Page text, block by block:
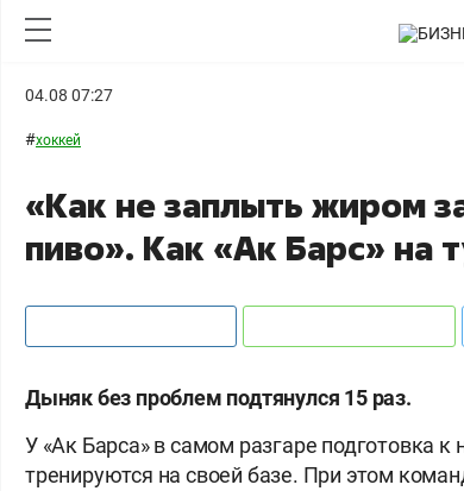
04.08 07:27
#хоккей
«Как не заплыть жиром
пиво». Как «Ак Барс» на
Дыняк без проблем подтянулся 15 раз.
У «Ак Барса» в самом разгаре подготовка
тренируются на своей базе. При этом